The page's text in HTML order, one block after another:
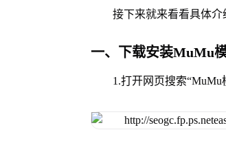
接下来就来看看具体介
一、下载安装MuMu
1.打开网页搜索“MuMu